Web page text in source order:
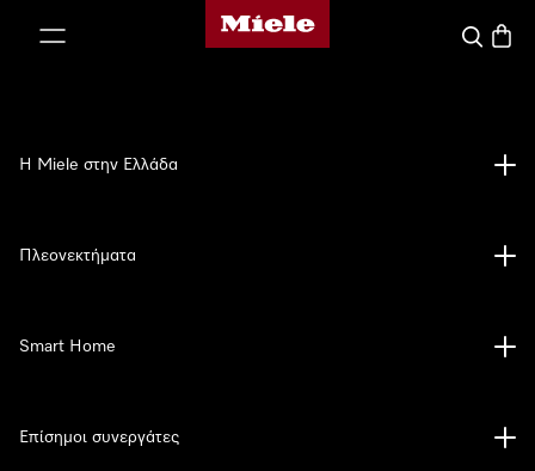
Αρχική σελίδα της Miele
Η Miele στην Ελλάδα
Πλεονεκτήματα
Smart Home
Επίσημοι συνεργάτες